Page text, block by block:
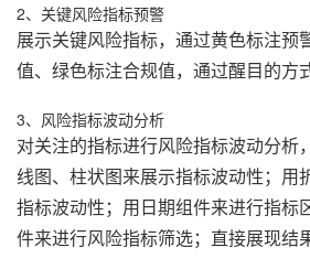
2、关键风险指标预警
展示关键风险指标，通过黄色标注预
值、绿色标注合规值，通过醒目的方
3、风险指标波动分析
对关注的指标进行风险指标波动分析
线图、柱状图来展示指标波动性；用
指标波动性；用日期组件来进行指标
件来进行风险指标筛选；直接展现结